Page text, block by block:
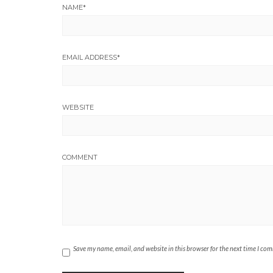
NAME*
EMAIL ADDRESS*
WEBSITE
COMMENT
Save my name, email, and website in this browser for the next time I